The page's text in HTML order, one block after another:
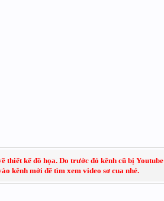
thiết kế đồ họa. Do trước đó kênh cũ bị Youtube
kênh mới để tìm xem video sơ cua nhé.